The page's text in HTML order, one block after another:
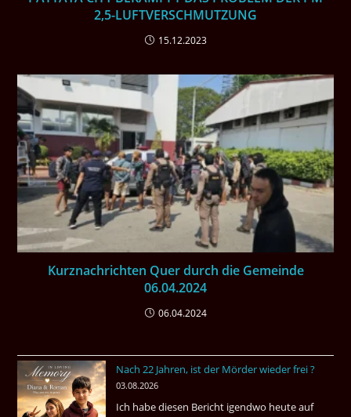
2,5-LUFTVERSCHMUTZUNG
15.12.2023
Kurznachrichten Quer durch die Gemeinde
06.04.2024
06.04.2024
Nach 22 Jahren, ist der Mörder wieder frei ?
03.08.2026
Ich habe diesen Bericht igendwo heute auf